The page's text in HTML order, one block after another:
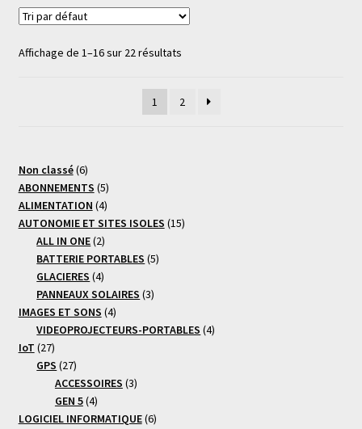
Affichage de 1–16 sur 22 résultats
1 2
Non classé 66
produits
ABONNEMENTS 55
produits
ALIMENTATION 44
produits
AUTONOMIE ET SITES ISOLES 1515
ALL IN ONE 22
produits
BATTERIE PORTABLES 55
GLACIERES 44
produits
PANNEAUX SOLAIRES 33
IMAGES ET SONS 44
produits
VIDEOPROJECTEURS-PORTABLES 44
IoT 2727
produits
GPS 2727
produits
ACCESSOIRES 33
GEN 5 44
produits
LOGICIEL INFORMATIQUE 66